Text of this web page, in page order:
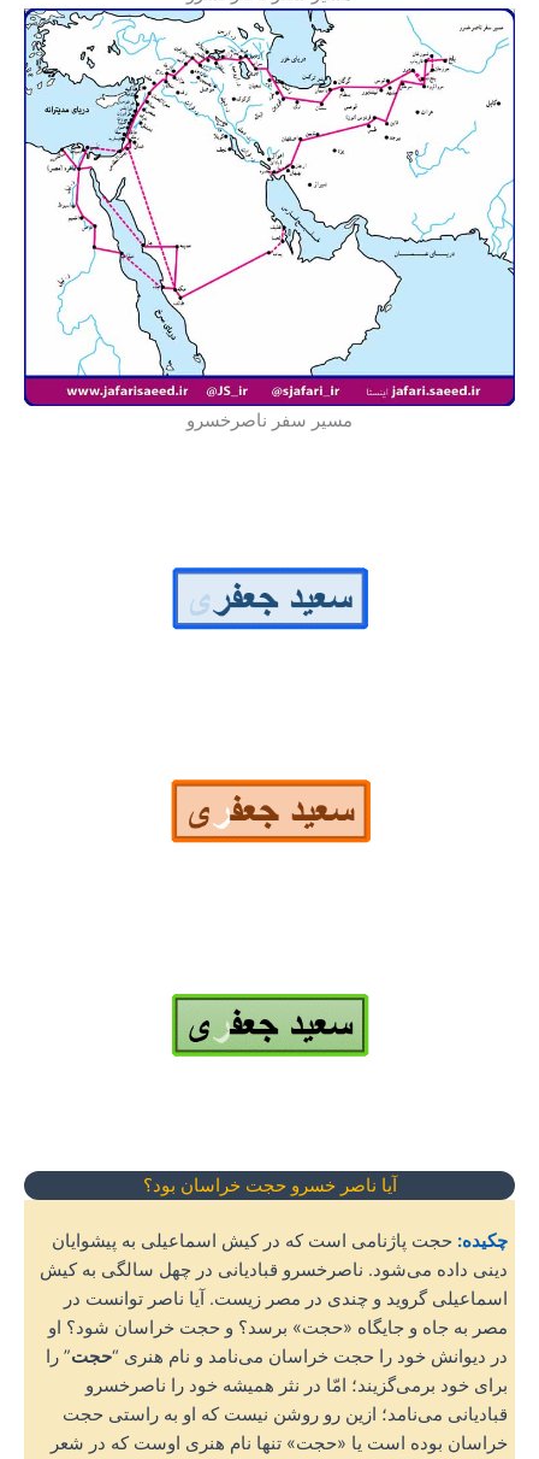
مسیر سفر ناصرخسرو
آیا ناصر خسرو حجت خراسان بود؟
چکیده: حجت پاژنامی است که در کیش اسماعیلی به پیشوایان
دینی داده می‌شود. ناصرخسرو قبادیانی در چهل سالگی به کیش
اسماعیلی گروید و چندی در مصر زیست. آیا ناصر توانست در
مصر به جاه و جایگاه «حجت» برسد؟ و حجت خراسان شود؟ او
در دیوانش خود را حجت خراسان می‌نامد و نام هنری “حجت” را
برای خود برمی‌گزیند؛ امّا در نثر همیشه خود را ناصرخسرو
قبادیانی می‌نامد؛ ازین رو روشن نیست که او به راستی حجت
خراسان بوده است یا «حجت» تنها نام هنری اوست که در شعر